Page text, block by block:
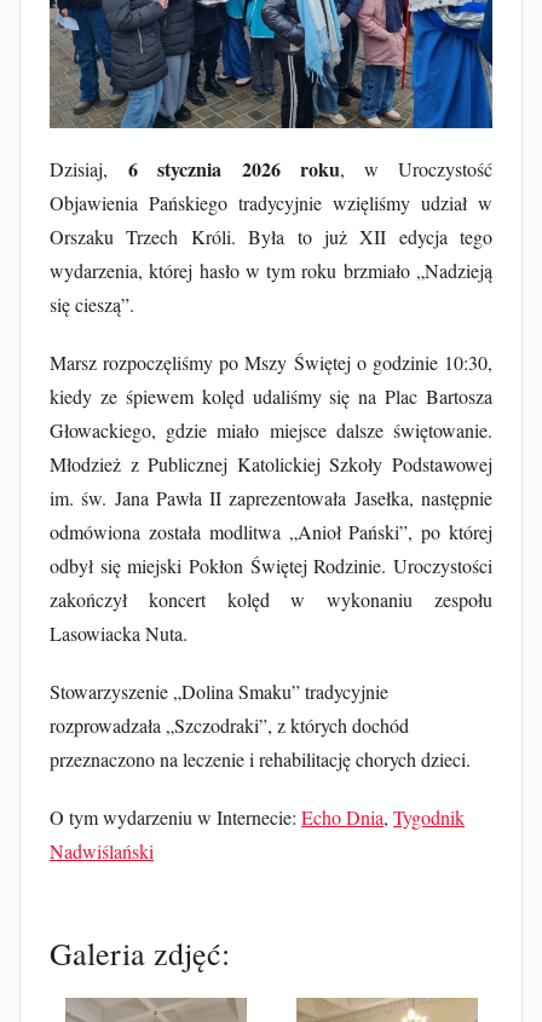
b
F
u
r
t
a
Dzisiaj,6 stycznia 2026 roku, w Uroczystość
Objawienia Pańskiego tradycyjnie wzięliśmy udział w
Orszaku Trzech Króli. Była to już XII edycja tego
wydarzenia, której hasło w tym roku brzmiało „Nadzieją
się cieszą”.
Marsz rozpoczęliśmy po Mszy Świętej o godzinie 10:30,
kiedy ze śpiewem kolęd udaliśmy się na Plac Bartosza
Głowackiego, gdzie miało miejsce dalsze świętowanie.
Młodzież z Publicznej Katolickiej Szkoły Podstawowej
im. św. Jana Pawła II zaprezentowała Jasełka, następnie
odmówiona została modlitwa „Anioł Pański”, po której
odbył się miejski Pokłon Świętej Rodzinie. Uroczystości
zakończył koncert kolęd w wykonaniu zespołu
Lasowiacka Nuta.
Stowarzyszenie „Dolina Smaku” tradycyjnie
rozprowadzała „Szczodraki”, z których dochód
przeznaczono na leczenie i rehabilitację chorych dzieci.
O tym wydarzeniu w Internecie: Echo Dnia, Tygodnik
Nadwiślański
Galeria zdjęć: